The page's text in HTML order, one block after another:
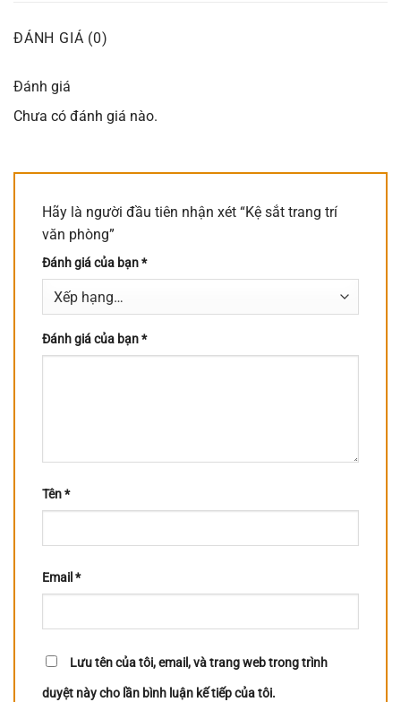
ĐÁNH GIÁ (0)
Đánh giá
Chưa có đánh giá nào.
Hãy là người đầu tiên nhận xét “Kệ sắt trang trí
văn phòng”
Đánh giá của bạn*
Đánh giá của bạn*
Tên*
Email *
Lưu tên của tôi, email, và trang web trong trình
duyệt này cho lần bình luận kế tiếp của tôi.